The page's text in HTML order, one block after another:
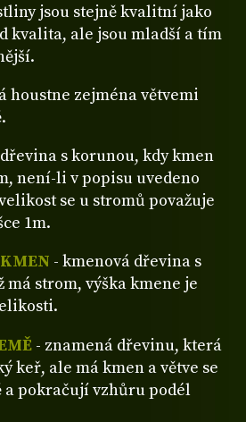
jsou stejně kvalitní jako
kvalita, ale jsou mladší a tím
houstne zejména větvemi
s korunou, kdy kmen
není-li v popisu uvedeno
se u stromů považuje
1m.
- kmenová dřevina s
strom, výška kmene je
- znamená dřevinu, která
keř, ale má kmen a větve se
a pokračují vzhůru podél